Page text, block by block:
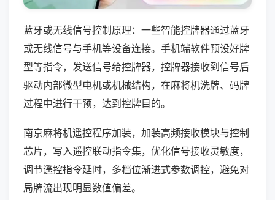
蓝牙或无线信号控制原理：一些智能控牌器通过蓝牙
或无线信号与手机等设备连接。手机端软件预设好牌
型等指令，发送信号给控牌器，控牌器接收到信号后
驱动内部微型电机或机械结构，在麻将机洗牌、码牌
过程中进行干预，达到控牌目的。
南京麻将机遥控程序加装，加装高频接收模块与控制
芯片，写入遥控联动指令集，优化信号接收灵敏度，
调节遥控指令延时，多档位渐进式参数调控，避免对
局牌流出现明显数值偏差。